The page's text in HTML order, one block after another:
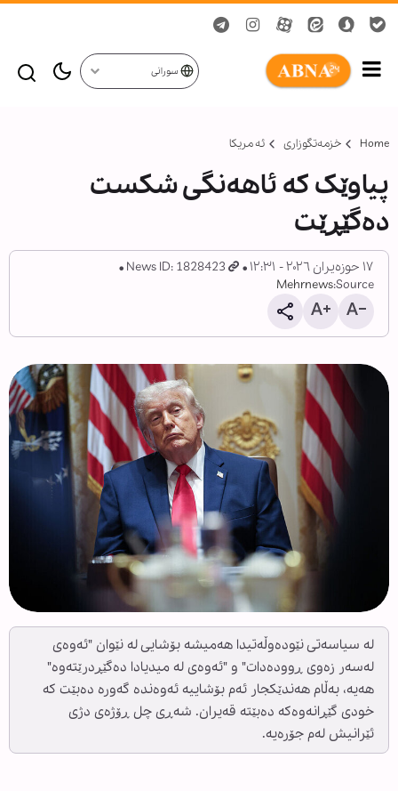
سورانی
Home خزمەتگوزاری ئه مریکا
پیاوێک کە ئاهەنگی شکست
دەگێڕێت
١٧ حوزەیران ٢٠٢٦ - ١٢:٣١
News ID: 1828423
Source:
Mehrnews
لە سیاسەتی نێودەوڵەتیدا هەمیشە بۆشایی لە نێوان "ئەوەی
لەسەر زەوی ڕوودەدات" و "ئەوەی لە میدیادا دەگێڕدرێتەوە"
هەیە، بەڵام هەندێکجار ئەم بۆشاییە ئەوەندە گەورە دەبێت کە
خودی گێڕانەوەکە دەبێتە قەیران. شەڕی چل ڕۆژەی دژی
ئێرانیش لەم جۆرەیە.